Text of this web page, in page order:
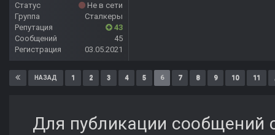
Статус
Не в сети
Группа
Сталкеры
Репутация
43
Сообщений
45
Регистрация
03.05.2021
НАЗАД 1 2 3 4 5 6 7 8 9 10 11
Для публикации сообщений